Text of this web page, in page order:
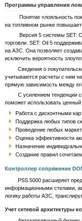
Программы управления
Понятие «лояльность
на топливном рынке
Версия 5 системы SET: Oil
торговли. SET: Oil 5
на АЗС. Она позволяет
исключить вероятность
Сведения о покупательской
учитываются расчеты с ним
прямую зависимость между
С усилением тенденции
поможет использовать
Работа с дисконтными
Поддержка любых типов
Проведение любых
Оценка эффективности
Назначение
Создание правил
Контроллер сопряжение
PSS 5000 расширяет
информационными стелами,
логику работы АЗС,
Учет сетевой архитектуры